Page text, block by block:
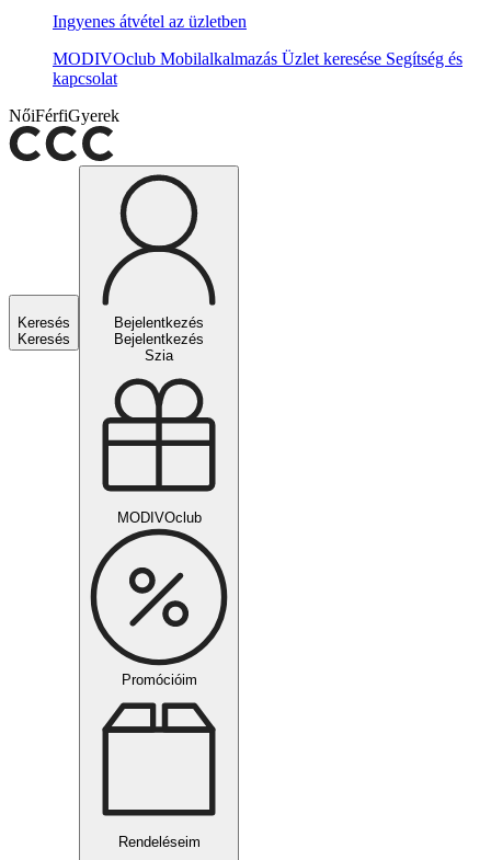
Ingyenes átvétel az üzletben
MODIVOclub Mobilalkalmazás Üzlet keresése Segítség és
kapcsolat
NőiFérfiGyerek
Keresés
Keresés
Bejelentkezés
Bejelentkezés
Szia
MODIVOclub
Promócióim
Rendeléseim